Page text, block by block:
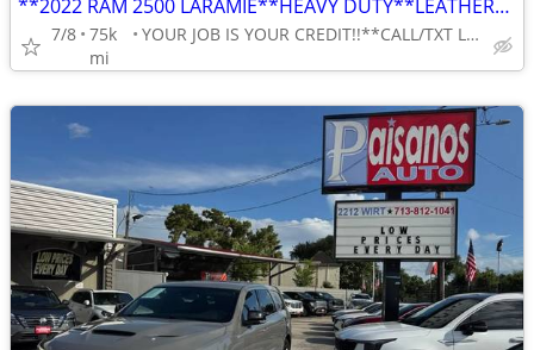
**2022 RAM 2500 LARAMIE**HEAVY DUTY**LEATHER**NAVIGATION**360 CAMERA**
7/8 75k
mi
YOUR JOB IS YOUR CREDIT!!**CALL/TXT LILY 713-766-0399